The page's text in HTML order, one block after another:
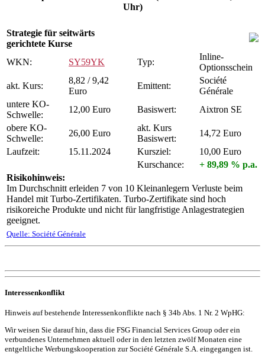
Uhr)
Strategie für seitwärts
gerichtete Kurse
WKN:
SY59YK Typ:
Inline-
Optionsschein
akt. Kurs:
8,82 / 9,42
Euro
Emittent:
Société
Générale
untere KO-
Schwelle:
12,00 Euro Basiswert:
Aixtron SE
obere KO-
Schwelle:
26,00 Euro
akt. Kurs
Basiswert:
14,72 Euro
Laufzeit:
15.11.2024 Kursziel:
10,00 Euro
Kurschance:
+ 89,89 % p.a.
Risikohinweis:
Im Durchschnitt erleiden 7 von 10 Kleinanlegern Verluste beim
Handel mit Turbo-Zertifikaten. Turbo-Zertifikate sind hoch
risikoreiche Produkte und nicht für langfristige Anlagestrategien
geeignet.
Quelle: Société Générale
Interessenkonflikt
Hinweis auf bestehende Interessenkonflikte nach § 34b Abs. 1 Nr. 2 WpHG:
Wir weisen Sie darauf hin, dass die FSG Financial Services Group oder ein
verbundenes Unternehmen aktuell oder in den letzten zwölf Monaten eine
entgeltliche Werbungskooperation zur Société Générale S.A. eingegangen ist.